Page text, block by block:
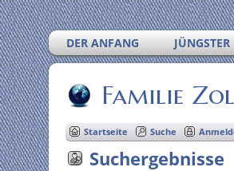
DER ANFANG JÜNGSTER
Familie
Startseite Suche
Suchergebnisse